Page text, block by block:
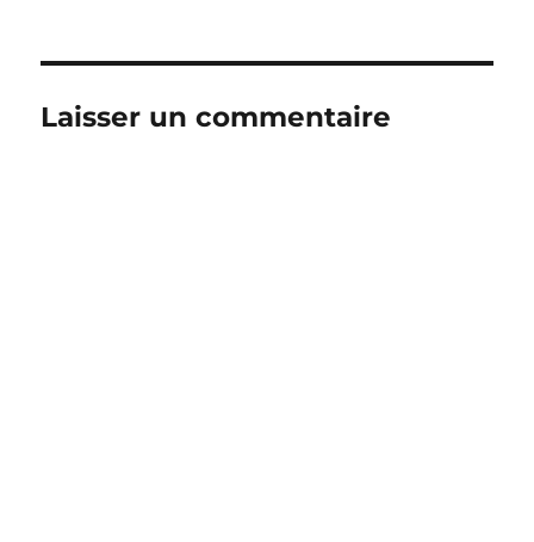
Laisser un commentaire